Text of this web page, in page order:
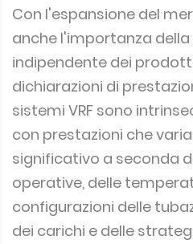
Con l'espansione del
anche l'importanza
indipendente dei
dichiarazioni di
sistemi VRF sono
con prestazioni che
significativo a seconda
operative, delle
configurazioni delle
dei carichi e delle